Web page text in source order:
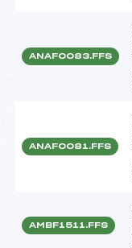
ANAF0083.FFS
ANAF0081.FFS
AMBF1511.FFS